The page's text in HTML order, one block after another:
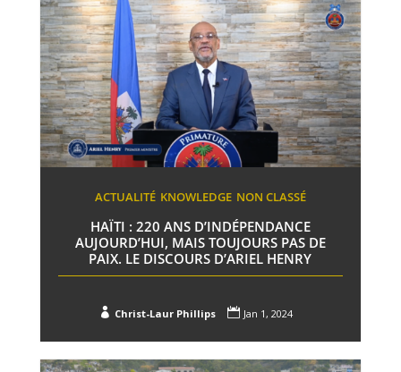
ACTUALITÉ KNOWLEDGE NON CLASSÉ
HAÏTI : 220 ANS D’INDÉPENDANCE
AUJOURD’HUI, MAIS TOUJOURS PAS DE
PAIX. LE DISCOURS D’ARIEL HENRY
 Christ-Laur Phillips  Jan 1, 2024